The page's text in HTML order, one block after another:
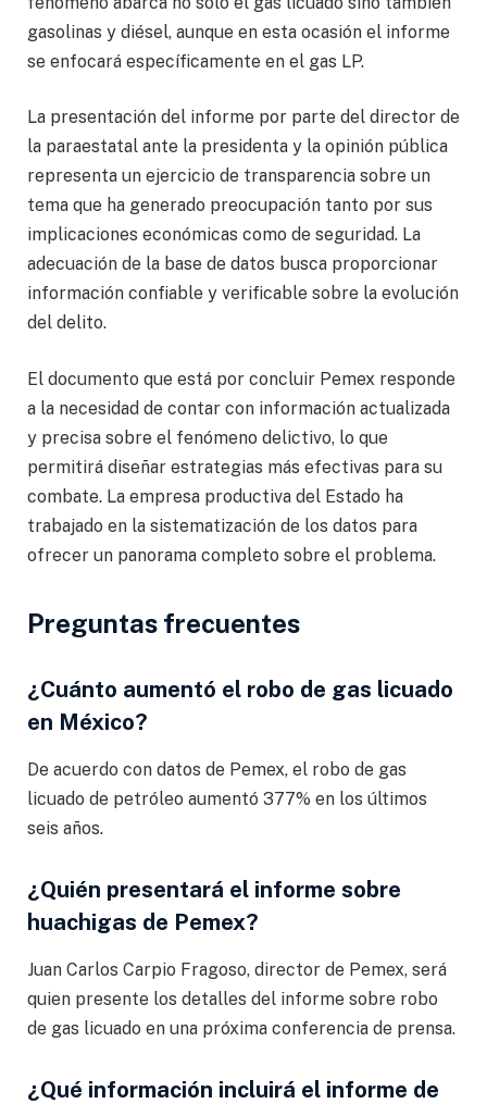
gasolinas y diésel, aunque en esta ocasión el informe
se enfocará específicamente en el gas LP.
La presentación del informe por parte del director de
la paraestatal ante la presidenta y la opinión pública
representa un ejercicio de transparencia sobre un
tema que ha generado preocupación tanto por sus
implicaciones económicas como de seguridad. La
adecuación de la base de datos busca proporcionar
información confiable y verificable sobre la evolución
del delito.
El documento que está por concluir Pemex responde
a la necesidad de contar con información actualizada
y precisa sobre el fenómeno delictivo, lo que
permitirá diseñar estrategias más efectivas para su
combate. La empresa productiva del Estado ha
trabajado en la sistematización de los datos para
ofrecer un panorama completo sobre el problema.
Preguntas frecuentes
¿Cuánto aumentó el robo de gas licuado
en México?
De acuerdo con datos de Pemex, el robo de gas
licuado de petróleo aumentó 377% en los últimos
seis años.
¿Quién presentará el informe sobre
huachigas de Pemex?
Juan Carlos Carpio Fragoso, director de Pemex, será
quien presente los detalles del informe sobre robo
de gas licuado en una próxima conferencia de prensa.
¿Qué información incluirá el informe de